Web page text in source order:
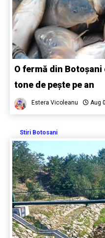
O fermă din Botoșani
tone de pește pe an
Estera Vicoleanu Aug
Stiri Botosani